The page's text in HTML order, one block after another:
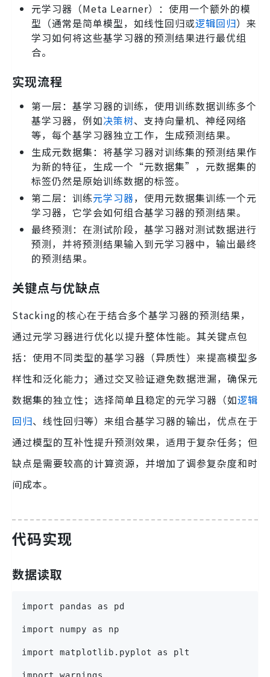
元学习器（Meta Learner）：使用一个额外的模
型（通常是简单模型，如线性回归或逻辑回归）来
学习如何将这些基学习器的预测结果进行最优组
合。
实现流程
第一层：基学习器的训练，使用训练数据训练多个
基学习器，例如决策树、支持向量机、神经网络
等，每个基学习器独立工作，生成预测结果。
生成元数据集：将基学习器对训练集的预测结果作
为新的特征，生成一个“元数据集”，元数据集的
标签仍然是原始训练数据的标签。
第二层：训练元学习器，使用元数据集训练一个元
学习器，它学会如何组合基学习器的预测结果。
最终预测：在测试阶段，基学习器对测试数据进行
预测，并将预测结果输入到元学习器中，输出最终
的预测结果。
关键点与优缺点
Stacking的核心在于结合多个基学习器的预测结果，
通过元学习器进行优化以提升整体性能。其关键点包
括：使用不同类型的基学习器（异质性）来提高模型多
样性和泛化能力；通过交叉验证避免数据泄漏，确保元
数据集的独立性；选择简单且稳定的元学习器（如逻辑
回归、线性回归等）来组合基学习器的输出，优点在于
通过模型的互补性提升预测效果，适用于复杂任务；但
缺点是需要较高的计算资源，并增加了调参复杂度和时
间成本。
代码实现
数据读取
import pandas as pd
import numpy as np
import matplotlib.pyplot as plt